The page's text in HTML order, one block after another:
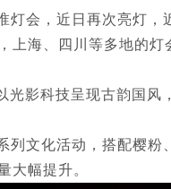
会，近日再次亮灯，
海、四川等多地的
影科技呈现古韵国
文化活动，搭配樱
大幅提升。